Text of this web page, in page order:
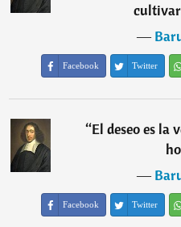
―
Facebook Twitter
“El deseo es la
―
Facebook Twitter